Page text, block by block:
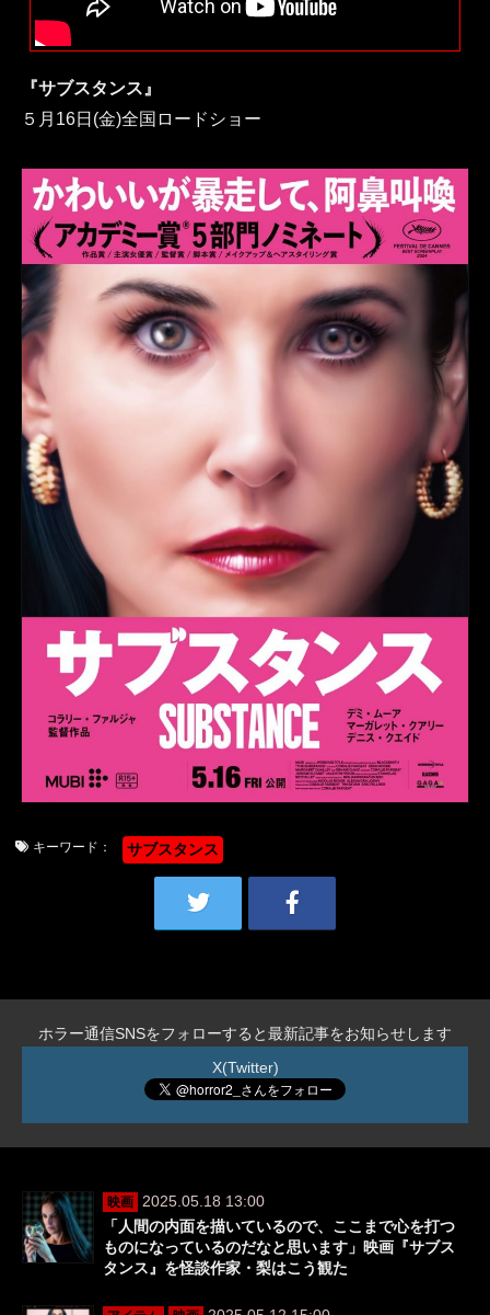
『サブスタンス』
５月16日(金)全国ロードショー
キーワード： サブスタンス
ホラー通信SNSをフォローすると最新記事をお知らせします
X(Twitter)
映画
2025.05.18 13:00
「人間の内面を描いているので、ここまで心を打つ
ものになっているのだなと思います」映画『サブス
タンス』を怪談作家・梨はこう観た